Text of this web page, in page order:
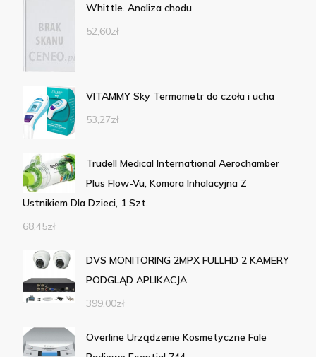
Whittle. Analiza chodu
52,60zł
VITAMMY Sky Termometr do czoła i ucha
53,27zł
Trudell Medical International Aerochamber
Plus Flow-Vu, Komora Inhalacyjna Z
Ustnikiem Dla Dzieci, 1 Szt.
68,45zł
DVS MONITORING 2MPX FULLHD 2 KAMERY
PODGLĄD APLIKACJA
399,00zł
Overline Urządzenie Kosmetyczne Fale